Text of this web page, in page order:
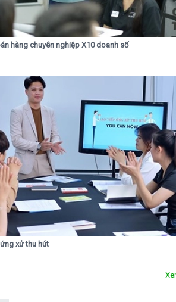
hàng chuyên nghiệp X10 doanh số
xử thu hút